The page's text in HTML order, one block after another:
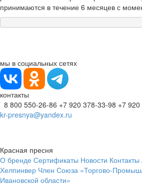
принимаются в течение 6 месяцев с
мы в социальных сетях
контакты
8 800 550-26-86 +7 920 378-33-98 +7
kr-presnya@yandex.ru
Красная пресня
О бренде Сертификаты Новости Контакты
Хелпинвер Член Союза «Торгово-
Ивановской области»